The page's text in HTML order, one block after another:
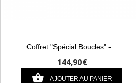
Coffret "Spécial Boucles" -...
144,90€
AJOUTER AU PANIER